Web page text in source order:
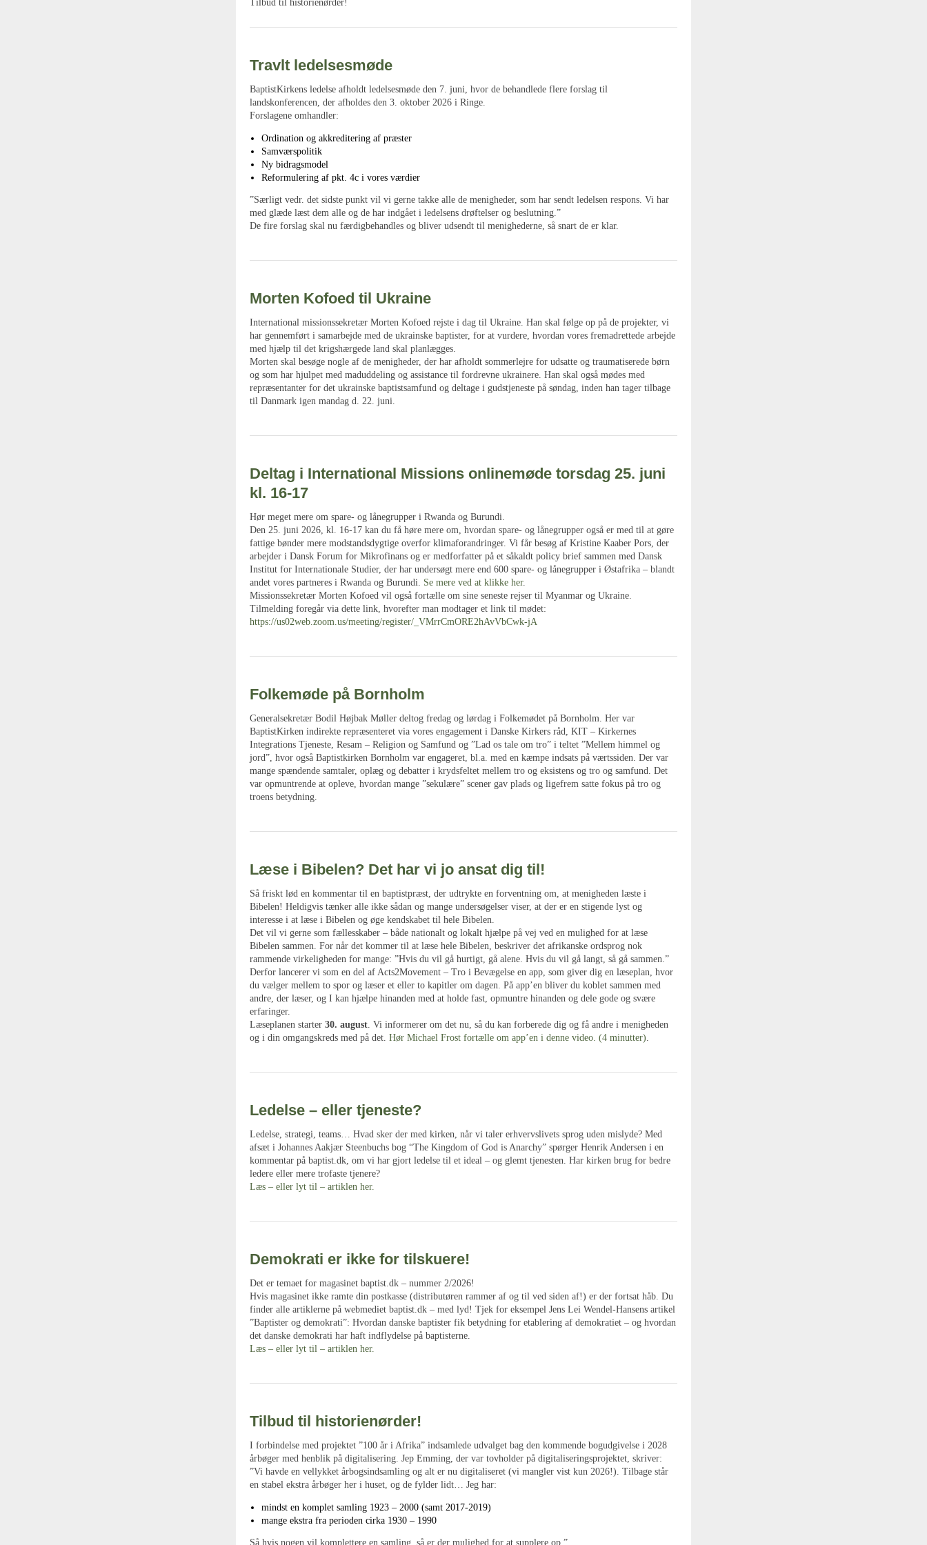
Tilbud til historienørder!
Travlt ledelsesmøde
BaptistKirkens ledelse afholdt ledelsesmøde den 7. juni, hvor de behandlede flere forslag til
landskonferencen, der afholdes den 3. oktober 2026 i Ringe.
Forslagene omhandler:
Ordination og akkreditering af præster
Samværspolitik
Ny bidragsmodel
Reformulering af pkt. 4c i vores værdier
”Særligt vedr. det sidste punkt vil vi gerne takke alle de menigheder, som har sendt ledelsen respons. Vi har
med glæde læst dem alle og de har indgået i ledelsens drøftelser og beslutning.”
De fire forslag skal nu færdigbehandles og bliver udsendt til menighederne, så snart de er klar.
Morten Kofoed til Ukraine
International missionssekretær Morten Kofoed rejste i dag til Ukraine. Han skal følge op på de projekter, vi
har gennemført i samarbejde med de ukrainske baptister, for at vurdere, hvordan vores fremadrettede arbejde
med hjælp til det krigshærgede land skal planlægges.
Morten skal besøge nogle af de menigheder, der har afholdt sommerlejre for udsatte og traumatiserede børn
og som har hjulpet med maduddeling og assistance til fordrevne ukrainere. Han skal også mødes med
repræsentanter for det ukrainske baptistsamfund og deltage i gudstjeneste på søndag, inden han tager tilbage
til Danmark igen mandag d. 22. juni.
Deltag i International Missions onlinemøde torsdag 25. juni
kl. 16-17
Hør meget mere om spare- og lånegrupper i Rwanda og Burundi.
Den 25. juni 2026, kl. 16-17 kan du få høre mere om, hvordan spare- og lånegrupper også er med til at gøre
fattige bønder mere modstandsdygtige overfor klimaforandringer. Vi får besøg af Kristine Kaaber Pors, der
arbejder i Dansk Forum for Mikrofinans og er medforfatter på et såkaldt policy brief sammen med Dansk
Institut for Internationale Studier, der har undersøgt mere end 600 spare- og lånegrupper i Østafrika – blandt
andet vores partneres i Rwanda og Burundi. Se mere ved at klikke her.
Missionssekretær Morten Kofoed vil også fortælle om sine seneste rejser til Myanmar og Ukraine.
Tilmelding foregår via dette link, hvorefter man modtager et link til mødet:
https://us02web.zoom.us/meeting/register/_VMrrCmORE2hAvVbCwk-jA
Folkemøde på Bornholm
Generalsekretær Bodil Højbak Møller deltog fredag og lørdag i Folkemødet på Bornholm. Her var
BaptistKirken indirekte repræsenteret via vores engagement i Danske Kirkers råd, KIT – Kirkernes
Integrations Tjeneste, Resam – Religion og Samfund og ”Lad os tale om tro” i teltet ”Mellem himmel og
jord”, hvor også Baptistkirken Bornholm var engageret, bl.a. med en kæmpe indsats på værtssiden. Der var
mange spændende samtaler, oplæg og debatter i krydsfeltet mellem tro og eksistens og tro og samfund. Det
var opmuntrende at opleve, hvordan mange ”sekulære” scener gav plads og ligefrem satte fokus på tro og
troens betydning.
Læse i Bibelen? Det har vi jo ansat dig til!
Så friskt lød en kommentar til en baptistpræst, der udtrykte en forventning om, at menigheden læste i
Bibelen! Heldigvis tænker alle ikke sådan og mange undersøgelser viser, at der er en stigende lyst og
interesse i at læse i Bibelen og øge kendskabet til hele Bibelen.
Det vil vi gerne som fællesskaber – både nationalt og lokalt hjælpe på vej ved en mulighed for at læse
Bibelen sammen. For når det kommer til at læse hele Bibelen, beskriver det afrikanske ordsprog nok
rammende virkeligheden for mange: ”Hvis du vil gå hurtigt, gå alene. Hvis du vil gå langt, så gå sammen.”
Derfor lancerer vi som en del af Acts2Movement – Tro i Bevægelse en app, som giver dig en læseplan, hvor
du vælger mellem to spor og læser et eller to kapitler om dagen. På app’en bliver du koblet sammen med
andre, der læser, og I kan hjælpe hinanden med at holde fast, opmuntre hinanden og dele gode og svære
erfaringer.
Læseplanen starter 30. august. Vi informerer om det nu, så du kan forberede dig og få andre i menigheden
og i din omgangskreds med på det. Hør Michael Frost fortælle om app’en i denne video. (4 minutter).
Ledelse – eller tjeneste?
Ledelse, strategi, teams… Hvad sker der med kirken, når vi taler erhvervslivets sprog uden mislyde? Med
afsæt i Johannes Aakjær Steenbuchs bog “The Kingdom of God is Anarchy” spørger Henrik Andersen i en
kommentar på baptist.dk, om vi har gjort ledelse til et ideal – og glemt tjenesten. Har kirken brug for bedre
ledere eller mere trofaste tjenere?
Læs – eller lyt til – artiklen her.
Demokrati er ikke for tilskuere!
Det er temaet for magasinet baptist.dk – nummer 2/2026!
Hvis magasinet ikke ramte din postkasse (distributøren rammer af og til ved siden af!) er der fortsat håb. Du
finder alle artiklerne på webmediet baptist.dk – med lyd! Tjek for eksempel Jens Lei Wendel-Hansens artikel
”Baptister og demokrati”: Hvordan danske baptister fik betydning for etablering af demokratiet – og hvordan
det danske demokrati har haft indflydelse på baptisterne.
Læs – eller lyt til – artiklen her.
Tilbud til historienørder!
I forbindelse med projektet ”100 år i Afrika” indsamlede udvalget bag den kommende bogudgivelse i 2028
årbøger med henblik på digitalisering. Jep Emming, der var tovholder på digitaliseringsprojektet, skriver:
”Vi havde en vellykket årbogsindsamling og alt er nu digitaliseret (vi mangler vist kun 2026!). Tilbage står
en stabel ekstra årbøger her i huset, og de fylder lidt… Jeg har:
mindst en komplet samling 1923 – 2000 (samt 2017-2019)
mange ekstra fra perioden cirka 1930 – 1990
Så hvis nogen vil komplettere en samling, så er der mulighed for at supplere op.”